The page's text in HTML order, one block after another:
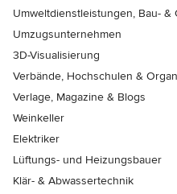
Umweltdienstleistungen, Bau- &
Umzugsunternehmen
3D-Visualisierung
Verbände, Hochschulen &
Verlage, Magazine & Blogs
Weinkeller
Elektriker
Lüftungs- und Heizungsbauer
Klär- & Abwassertechnik